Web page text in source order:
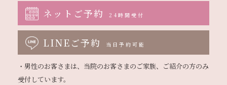
ネットご予約 24時間受付
LINEご予約 当日予約可能
・男性のお客さまは、当院のお客さまのご家族、ご紹介の方のみ
受付しています。